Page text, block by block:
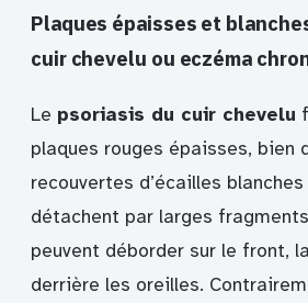
Plaques épaisses et
cuir chevelu ou eczéma
Le psoriasis du cuir chevelu
plaques rouges épaisses, bien
recouvertes d’écailles
détachent par larges
peuvent déborder sur le front,
derrière les oreilles.